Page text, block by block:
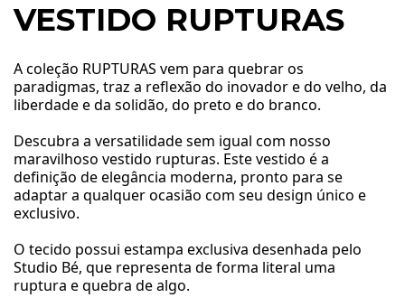
VESTIDO RUPTURAS
A coleção RUPTURAS vem para quebrar os
paradigmas, traz a reflexão do inovador e do velho, da
liberdade e da solidão, do preto e do branco.
Descubra a versatilidade sem igual com nosso
maravilhoso vestido rupturas. Este vestido é a
definição de elegância moderna, pronto para se
adaptar a qualquer ocasião com seu design único e
exclusivo.
O tecido possui estampa exclusiva desenhada pelo
Studio Bé, que representa de forma literal uma
ruptura e quebra de algo.